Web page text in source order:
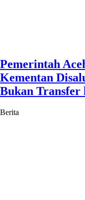
Pemerintah
Kementan
Bukan Transfer
Berita